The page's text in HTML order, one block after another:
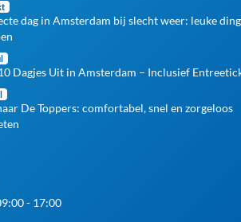
dag in Amsterdam bij slecht weer: leuke
Dagjes Uit in Amsterdam – Inclusief
De Toppers: comfortabel, snel en zorgeloos
- 17:00